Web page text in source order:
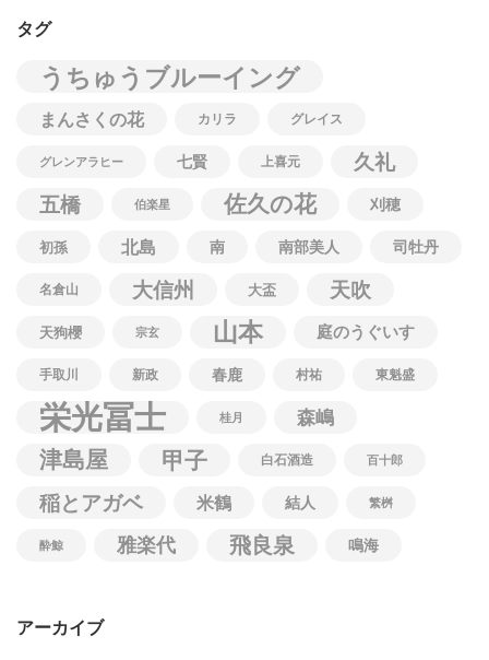
タグ
うちゅうブルーイング
まんさくの花 カリラ グレイス
グレンアラヒー 七賢 上喜元
久礼
五橋
伯楽星 佐久の花 刈穂
初孫 北島 南 南部美人 司牡丹
名倉山 大信州 大盃 天吹
天狗櫻 宗玄 山本 庭のうぐいす
手取川 新政 春鹿 村祐 東魁盛
栄光冨士 桂月 森嶋
津島屋 甲子 白石酒造 百十郎
稲とアガベ 米鶴 結人 繁桝
酔鯨 雅楽代 飛良泉 鳴海
アーカイブ